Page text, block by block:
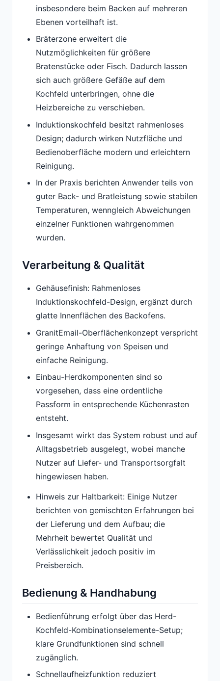
insbesondere beim Backen auf mehreren
Ebenen vorteilhaft ist.
Bräterzone erweitert die
Nutzmöglichkeiten für größere
Bratenstücke oder Fisch. Dadurch lassen
sich auch größere Gefäße auf dem
Kochfeld unterbringen, ohne die
Heizbereiche zu verschieben.
Induktionskochfeld besitzt rahmenloses
Design; dadurch wirken Nutzfläche und
Bedienoberfläche modern und erleichtern
Reinigung.
In der Praxis berichten Anwender teils von
guter Back- und Bratleistung sowie stabilen
Temperaturen, wenngleich Abweichungen
einzelner Funktionen wahrgenommen
wurden.
Verarbeitung & Qualität
Gehäusefinish: Rahmenloses
Induktionskochfeld-Design, ergänzt durch
glatte Innenflächen des Backofens.
GranitEmail-Oberflächenkonzept verspricht
geringe Anhaftung von Speisen und
einfache Reinigung.
Einbau-Herdkomponenten sind so
vorgesehen, dass eine ordentliche
Passform in entsprechende Küchenrasten
entsteht.
Insgesamt wirkt das System robust und auf
Alltagsbetrieb ausgelegt, wobei manche
Nutzer auf Liefer- und Transportsorgfalt
hingewiesen haben.
Hinweis zur Haltbarkeit: Einige Nutzer
berichten von gemischten Erfahrungen bei
der Lieferung und dem Aufbau; die
Mehrheit bewertet Qualität und
Verlässlichkeit jedoch positiv im
Preisbereich.
Bedienung & Handhabung
Bedienführung erfolgt über das Herd-
Kochfeld-Kombinationselemente-Setup;
klare Grundfunktionen sind schnell
zugänglich.
Schnellaufheizfunktion reduziert